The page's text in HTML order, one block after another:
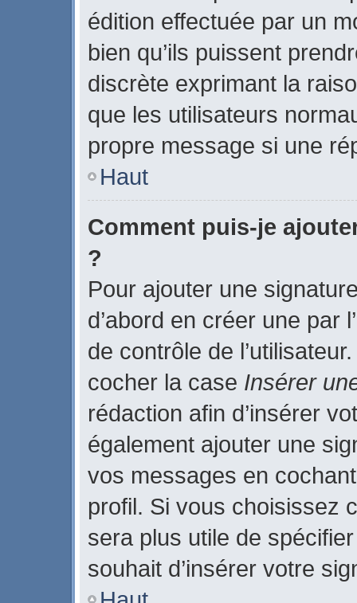
édition effectuée par un
bien qu’ils puissent
discrète exprimant la
que les utilisateurs
propre message si une
Haut
Comment puis-je
?
Pour ajouter une
d’abord en créer une par
de contrôle de
cocher la case Insérer
rédaction afin d’insérer
également ajouter une
vos messages en
profil. Si vous choisissez
sera plus utile de
souhait d’insérer votre